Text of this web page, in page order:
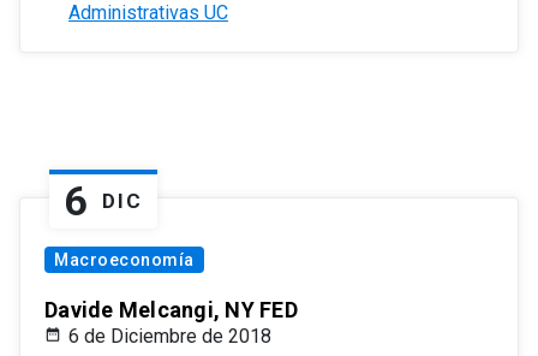
Administrativas UC
6 DIC
Macroeconomía
Davide Melcangi, NY FED
6 de Diciembre de 2018